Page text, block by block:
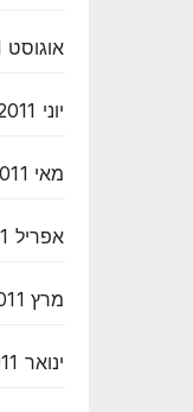
אוגוסט 2011
יוני 2011
מאי 2011
אפריל 2011
מרץ 2011
ינואר 2011